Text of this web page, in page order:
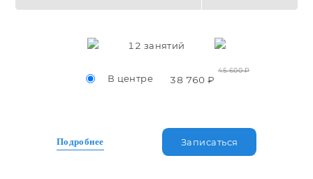
12 занятий
В центре 38 760 ₽
45 600 ₽
Подробнее Записаться